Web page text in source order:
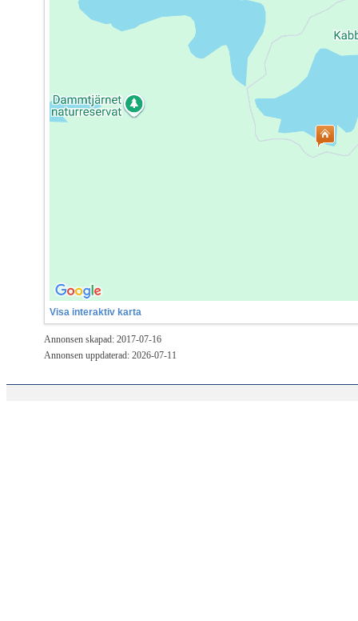
Visa interaktiv karta
Annonsen skapad: 2017-07-16
Annonsen uppdaterad: 2026-07-11